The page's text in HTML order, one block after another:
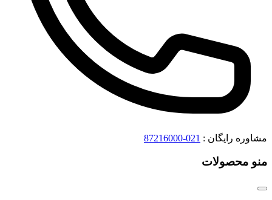
مشاوره رایگان : 021-87216000
منو محصولات